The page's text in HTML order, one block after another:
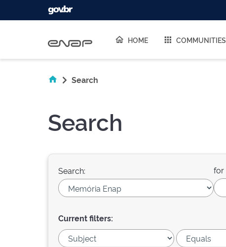
HOME COMMUNITIES
Search
Search
Search: for
Current filters: